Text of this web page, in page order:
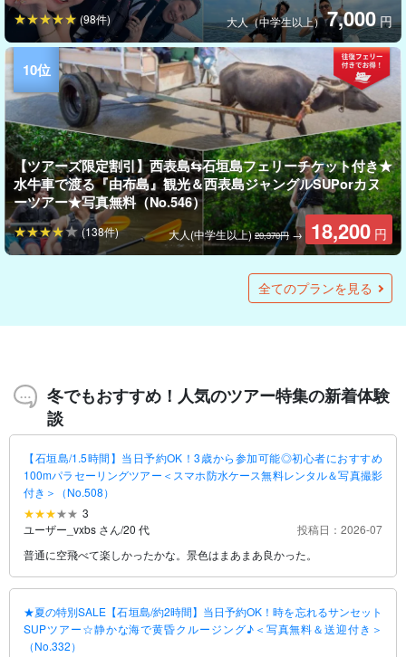
大人（中学生以上）7,000 円
(98件)
【ツアーズ限定割引】西表島⇆石垣島フェリーチケット付き★
水牛車で渡る『由布島』観光＆西表島ジャングルSUPorカヌ
ーツアー★写真無料（No.546）
大人(中学生以上)20,370円 → 18,200 円
(138件)
★夏の特別SALE【石垣島/約2.5時間】当日予約OK！世界が認
めた人気スポット『川平湾』SUPツアー★ミシュランガイド
三ツ星獲得♪写真無料＆送迎付き（No.301）
大人(中学生以上)14,500円→ 7,900 円
(174件)
★夏の特別SALE【石垣島/1日】幻の島＆青の洞窟へ！石垣島
パーフェクトシュノーケリングパックツアー《写真無料＆送
大人(中学生以上)29,000円→ 15,000 円
(80件)
【石垣島/1日】遭遇率90%以上！マンタorウミガメシュノーケ
リング＆幻の島上陸＆体験ダイビングツアー☆初心者歓迎＜
水中写真＆送迎付き＞少人数制で安心♪（No.525）
1名様17,000円→ 15,000 円
(78件)
【ツアーズ限定割引】西表島⇆石垣島フェリーチケット付き★
マングローブSUPorカヌー＆”奇跡の島”バラス島シュノーケ
大人(中学生以上)28,070円→ 20,700 円
(133件)
★夏の特別SALE【石垣島/約3時間】5歳から参加OK！狙うは
高級魚☆初心者大歓迎の船釣り体験コース＜手ぶら参加OK＆
【SALE】大人13,000円→ 10,000 円
(86件)
★夏の特別SALE【石垣島/半日】当日予約OK！ミシュランガ
イド三ツ星獲得！世界が認めた人気スポット『川平湾』カヤ
ックツアー★写真無料＆送迎付き（No.302）
大人(中学生以上)14,500円→ 7,900 円
(86件)
★夏の特別SALE【石垣島/約2時間】当日予約OK！時を忘れる
サンセットSUPツアー☆静かな海で黄昏クルージング♪＜写真
大人(中学生以上)14,500円→ 7,900 円
(105件)
★夏の特別SALE【石垣島/約2.5時間】当日予約OK！石垣島最
長☆国指定の天然記念物『宮良川』マングローブSUPツアー
大人(中学生以上)14,500円→ 7,900 円
(124件)
★夏の特別SALE【石垣島】星空撮影のプロがご案内☆日本屈
指の星空を楽しめる星空フォトツアー★カップル・ファミリ
大人14,500円→ 7,900 円
(15件)
【ツアーズ限定割引】西表島⇆石垣島フェリーチケット付き★
ド定番！西表島マングローブSUPorカヌー半日コース★写真
大人(中学生以上)15,270円→ 13,600 円
(128件)
【石垣島/5時間】冬季限定！黒島でマンタシュノーケリング体
験★ドローン＆GoPro撮影無料《器材込み》（No.566）
13,000 円
全てのプランを見る
冬でもおすすめ！人気のツアー特集の新着体験
談
【石垣島/1.5時間】当日予約OK！3歳から参加可能◎初心者におすすめ
100mパラセーリングツアー＜スマホ防水ケース無料レンタル＆写真撮影
付き＞（No.508）
3
ユーザー_vxbs さん/20 代
投稿日：2026-07
普通に空飛べて楽しかったかな。景色はまあまあ良かった。
★夏の特別SALE【石垣島/約2時間】当日予約OK！時を忘れるサンセット
SUPツアー☆静かな海で黄昏クルージング♪＜写真無料＆送迎付き＞
（No.332）